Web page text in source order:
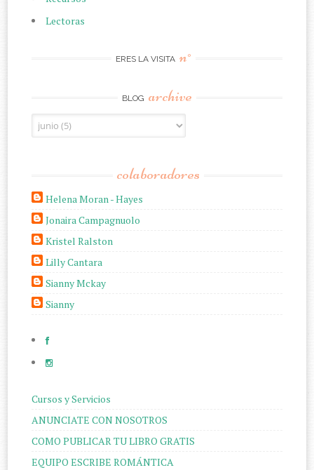
Lectoras
ERES LA VISITA n°
BLOG archive
colaboradores
Helena Moran - Hayes
Jonaira Campagnuolo
Kristel Ralston
Lilly Cantara
Sianny Mckay
Sianny
Cursos y Servicios
ANUNCIATE CON NOSOTROS
COMO PUBLICAR TU LIBRO GRATIS
EQUIPO ESCRIBE ROMÁNTICA